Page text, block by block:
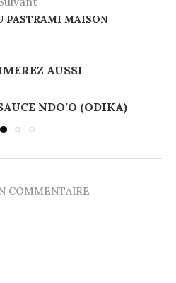
PASTRAMI MAISON
AUSSI
NDO’O (ODIKA)
COMMENTAIRE